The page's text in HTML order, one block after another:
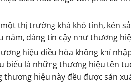
thị trường khá khó tính, kén
năm, đáng tin cậy như thương
hiệu điều hòa không khí
biểu là những thương hiệu tên
thương hiệu này đều được sản